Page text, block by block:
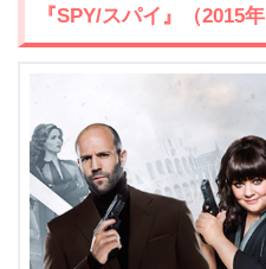
今すぐ無料でU-
『SPY/スパイ』（2015年